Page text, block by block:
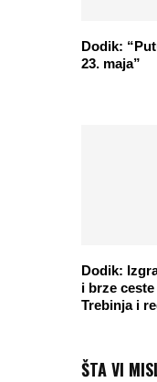
Dodik:
23. maja”
Dodik:
i brze
Trebinja i
ŠTA VI